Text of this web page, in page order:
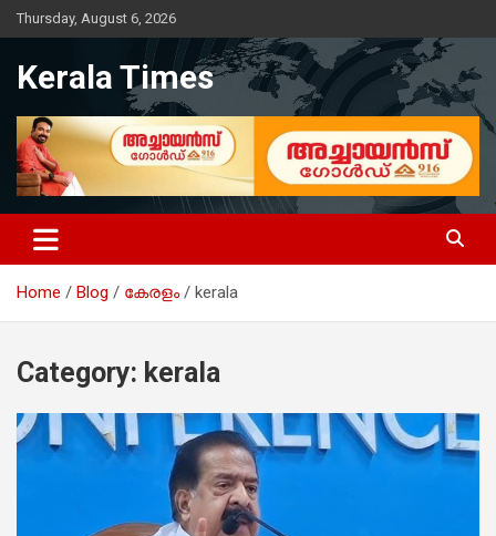
Skip
to
Thursday, August 6, 2026
Kerala Times
Home Blog കേരളം kerala
Category: kerala